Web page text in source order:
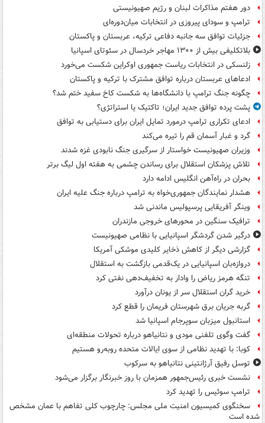
دور هفتم مذاکرات لبنان و رژیم صهیونیستی
ترامپ و سودای پیروزی در انتخابات میان‌دوره‌ای
جزئیات توافق سه جانبه دفاعی ترکیه، عربستان و پاکستان
بلاتکلیفی بیش از ۱۳۰۰ مهاجر خردسال در سئوتای اسپانیا
زلنسکی در انتخابات ریاست جمهوری اوکراین شکست می‌خورد
ادعاهای عربستان درباره توافق مشترک با ترکیه و پاکستان
چگونه جنگ ترامپ با دانشگاه‌ها به شکست کاخ سفید ختم شد؟
پشت پرده توافق جدید ایران؛ تاکتیک یا استراتژی؟
ادعای تکراری ترامپ درمورد تمایل ایران برای دستیابی به توافق
گرد و غبار آسمان قم را تیره می‌کند
وزیران صهیونیست خواستار از سرگیری جنگ نابودی غزه شدند
تلاش پزشکان استقلال برای رساندن چشمی به هفته اول لیگ برتر
بحران در راه‌آهن انگلیس ادامه دارد
هشدار نمایندگان جمهوری‌خواه به ترامپ درباره جنگ علیه ایران
وینگر آفریقایی پرسپولیس ماندنی شد
ترافیک سنگین در محورهای خروجی مازندران
درگیر شدن گردشگر اسپانیایی با نظامی صهیونیست
گزارشی دیگر از کاهش ذخایر کلیدی موشکی آمریکا
دروازه‌بان اسپانیایی در یک‌قدمی بازگشت به استقلال
تنگه هرمز ریاض را وادار به تخفیف‌دهی نفتی کرد
خرید گران استقلال سر از یونان درآورد
گربه جریان برق شهرستان فریمان را قطع کرد
استانبول میزبان سوپرجام اسپانیا شد
گفت وگوی تلفنی مودی و نتانیاهو درباره تحولات منطقه‌ای
کوبا: با تهدید نظامی از سوی ایالات متحده روبه‌رو هستیم
توسل رفیق آرژانتینی نتانیاهو به سرکوب
نشست خبری رئیس‌جمهور همزمان با روز خبرنگار برگزار می‌شود
ترامپ سوئیس را تهدید کرد
سخنگوی کمیسیون امنیت ملی مجلس: چارچوب کلی تفاهم با عمان مشخص
شده است